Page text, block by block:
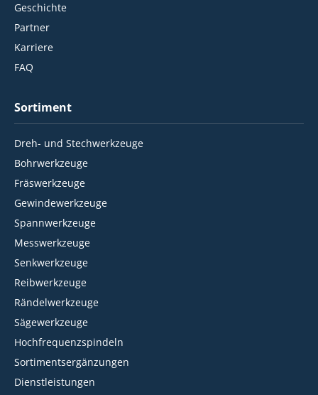
Geschichte
Partner
Karriere
FAQ
Sortiment
Dreh- und Stechwerkzeuge
Bohrwerkzeuge
Fräswerkzeuge
Gewindewerkzeuge
Spannwerkzeuge
Messwerkzeuge
Senkwerkzeuge
Reibwerkzeuge
Rändelwerkzeuge
Sägewerkzeuge
Hochfrequenzspindeln
Sortimentsergänzungen
Dienstleistungen